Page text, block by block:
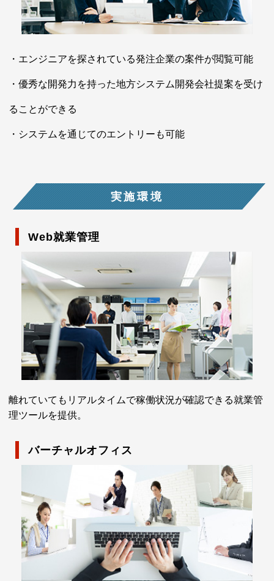
エンジニアを探されている発注企業の案件が閲覧可能
優秀な開発⼒を持った地方システム開発会社提案を受け
ることができる
システムを通じてのエントリーも可能
実施環境
Web就業管理
離れていてもリアルタイムで稼働状況が確認できる就業管
理ツールを提供。
バーチャルオフィス